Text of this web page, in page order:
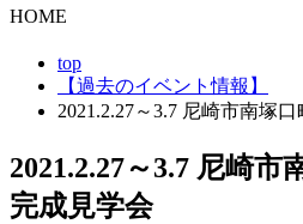
HOME
top
【過去のイベント情報】
2021.2.27～3.7 尼崎市南塚
2021.2.27～3.7 尼崎市
完成見学会